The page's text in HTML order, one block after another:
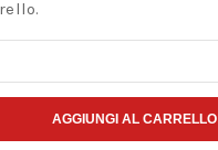
AGGIUNGI AL CARRELLO